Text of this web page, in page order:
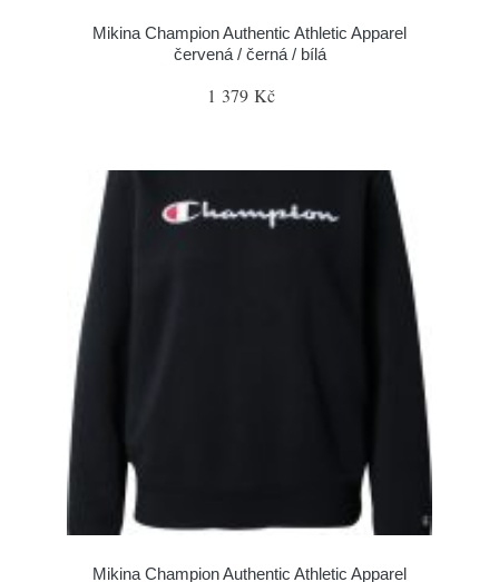
Mikina Champion Authentic Athletic Apparel
červená / černá / bílá
1 379 Kč
Mikina Champion Authentic Athletic Apparel